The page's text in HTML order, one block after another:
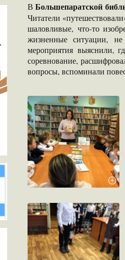
ВБольшепаратской
Читатели
шаловливые, что-то
жизненные ситуации,
мероприятия выяснили,
соревнование,
вопросы, вспоминали